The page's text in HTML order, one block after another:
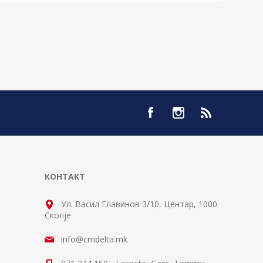
КОНТАКТ
Ул. Васил Главинов 3/10, Центар, 1000
Скопје
info@cmdelta.mk